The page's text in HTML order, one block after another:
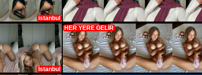
istanbul
İstanbul
HER YERE GELİR